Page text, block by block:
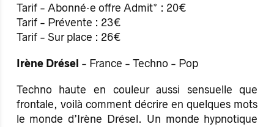
Tarif - Abonné·e offre Admit* : 20€
Tarif - Prévente : 23€
Tarif - Sur place : 26€
Irène Drésel - France - Techno - Pop
Techno haute en couleur aussi sensuelle que
frontale, voilà comment décrire en quelques mots
le monde d’Irène Drésel. Un monde hypnotique